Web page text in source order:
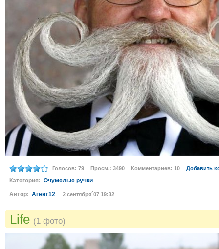
Голосов: 79 Просм.: 3490 Комментариев: 10 Добавить
Категория: Очумелые ручки
Автор: Агент12 2 сентября´07 19:32
Life (1 фото)